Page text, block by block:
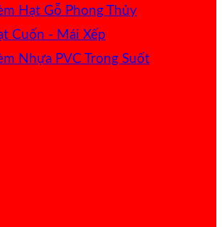
Hạt Gỗ Phong Thủy
Cuốn - Mái Xếp
Nhựa PVC Trong Suốt